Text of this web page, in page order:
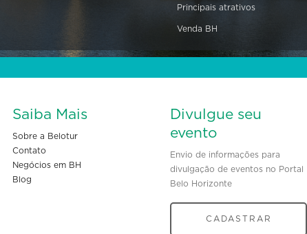
Principais atrativos
Venda BH
Saiba Mais
Sobre a Belotur
Contato
Negócios em BH
Blog
Divulgue seu
evento
Envio de informações para
divulgação de eventos no Portal
Belo Horizonte
CADASTRAR